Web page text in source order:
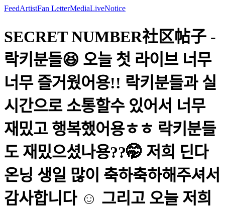
FeedArtistFan LetterMediaLiveNotice
SECRET NUMBER社区帖子 -
락키분들😆 오늘 첫 라이브 너무
너무 즐거웠어용!! 락키분들과 실
시간으로 소통할수 있어서 너무
재밌고 행복했어용ㅎㅎ 락키분들
도 재밌으셨나용??🤭 저희 딘다
온닝 생일 많이 축하축하해주셔서
감사합니다 ☺️ 그리고 오늘 저희